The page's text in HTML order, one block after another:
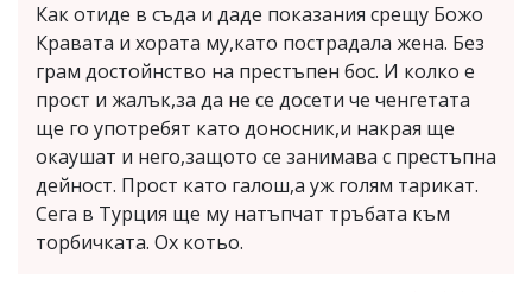
Как отиде в съда и даде показания срещу Божо
Кравата и хората му,като пострадала жена. Без
грам достойнство на престъпен бос. И колко е
прост и жалък,за да не се досети че ченгетата
ще го употребят като доносник,и накрая ще
окаушат и него,защото се занимава с престъпна
дейност. Прост като галош,а уж голям тарикат.
Сега в Турция ще му натъпчат тръбата към
торбичката. Ох котьо.